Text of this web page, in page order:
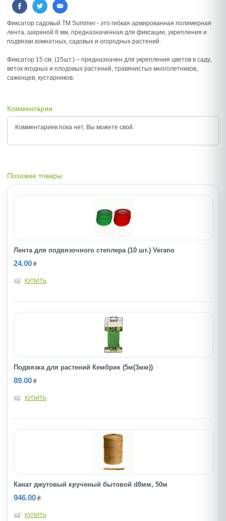
Фиксатор садовый ТМ Summer - это гибкая армированная полимерная
лента, шириной 8 мм, предназначенная для фиксации, укрепления и
подвязки комнатных, садовых и огородных растений.
Фиксатор 15 см. (15шт.) – предназначен для укрепления цветов в саду,
веток ягодных и плодовых растений, травянистых многолетников,
саженцев, кустарников.
Комментарии
Комментариев пока нет, Вы можете свой.
Похожие товары
Лента для подвязочного степлера (10 шт.) Verano
24.00 ₴
КУПИТЬ
Подвязка для растений Кембрик (5м(3мм))
89.00 ₴
КУПИТЬ
Канат джутовый крученый бытовой d8мм, 50м
946.00 ₴
КУПИТЬ